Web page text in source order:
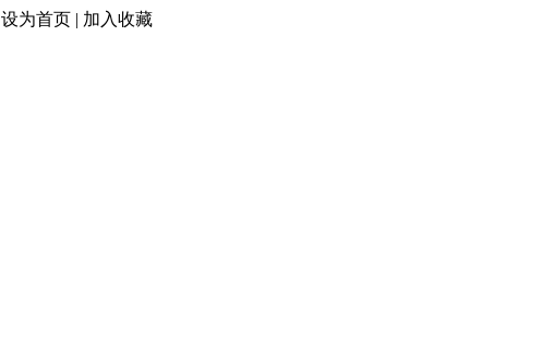
设为首页 | 加入收藏